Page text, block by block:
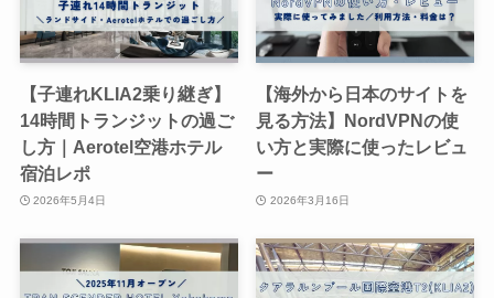
【子連れKLIA2乗り継ぎ】
14時間トランジットの過ご
し方｜Aerotel空港ホテル
宿泊レポ
2026年5月4日
【海外から日本のサイトを
見る方法】NordVPNの使
い方と実際に使ったレビュ
ー
2026年3月16日